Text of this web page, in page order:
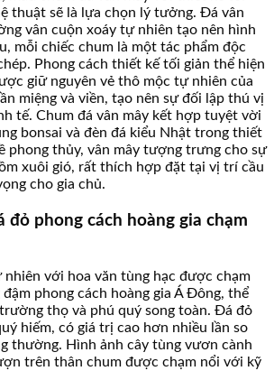
thuật sẽ là lựa chọn lý tưởng. Đá vân
vân cuộn xoáy tự nhiên tạo nên hình
mỗi chiếc chum là một tác phẩm độc
Phong cách thiết kế tối giản thể hiện
giữ nguyên vẻ thô mộc tự nhiên của
miệng và viền, tạo nên sự đối lập thú vị
tế. Chum đá vân mây kết hợp tuyệt vời
bonsai và đèn đá kiểu Nhật trong thiết
phong thủy, vân mây tượng trưng cho sự
xuôi gió, rất thích hợp đặt tại vị trí cầu
cho gia chủ.
đỏ phong cách hoàng gia chạm
nhiên với hoa văn tùng hạc được chạm
phong cách hoàng gia Á Đông, thể
thọ và phú quý song toàn. Đá đỏ
hiếm, có giá trị cao hơn nhiều lần so
thường. Hình ảnh cây tùng vươn cành
trên thân chum được chạm nổi với kỹ